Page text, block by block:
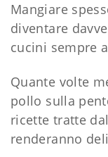
Mangiare
diventare
cucini sempre
Quante volte
pollo sulla
ricette tratte
renderanno